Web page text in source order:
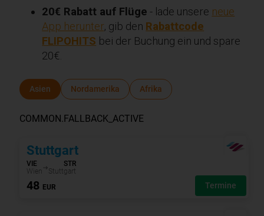
20€ Rabatt auf Flüge - lade unsere neue
App herunter, gib den Rabattcode
FLIPOHITS bei der Buchung ein und spare
20€.